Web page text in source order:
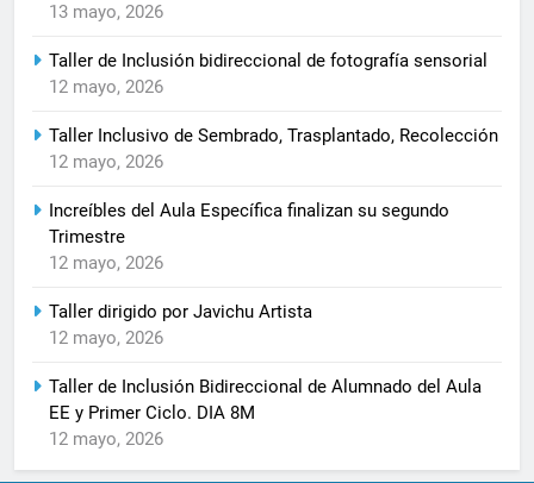
13 mayo, 2026
Taller de Inclusión bidireccional de fotografía sensorial
12 mayo, 2026
Taller Inclusivo de Sembrado, Trasplantado, Recolección
12 mayo, 2026
Increíbles del Aula Específica finalizan su segundo
Trimestre
12 mayo, 2026
Taller dirigido por Javichu Artista
12 mayo, 2026
Taller de Inclusión Bidireccional de Alumnado del Aula
EE y Primer Ciclo. DIA 8M
12 mayo, 2026